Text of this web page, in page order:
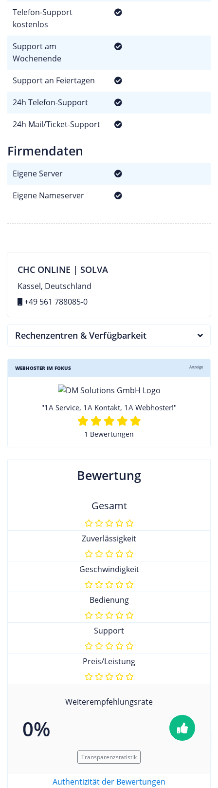
Telefon-Support
kostenlos
Support am
Wochenende
Support an Feiertagen
24h Telefon-Support
24h Mail/Ticket-Support
Firmendaten
Eigene Server
Eigene Nameserver
CHC ONLINE | SOLVA
Kassel, Deutschland
+49 561 788085-0
Rechenzentren & Verfügbarkeit
WEBHOSTER IM FOKUS Anzeige
"1A Service, 1A Kontakt, 1A Webhoster!"
1 Bewertungen
Bewertung
Gesamt
Zuverlässigkeit
Geschwindigkeit
Bedienung
Support
Preis/Leistung
Weiterempfehlungsrate
0%
Transparenzstatistik
Authentizität der Bewertungen